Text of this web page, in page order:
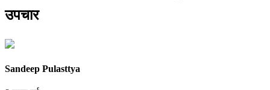
उपचार
Sandeep Pulasttya